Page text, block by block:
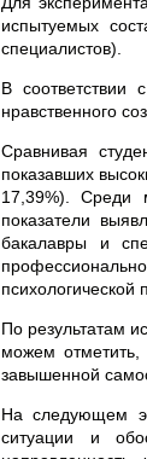
испытуемых
специалистов).
В соответствии
нравственного
Сравнивая
показавших
17,39%). Среди
показатели
бакалавры и
психологической
По результатам
можем
завышенной
На следующем
ситуации и